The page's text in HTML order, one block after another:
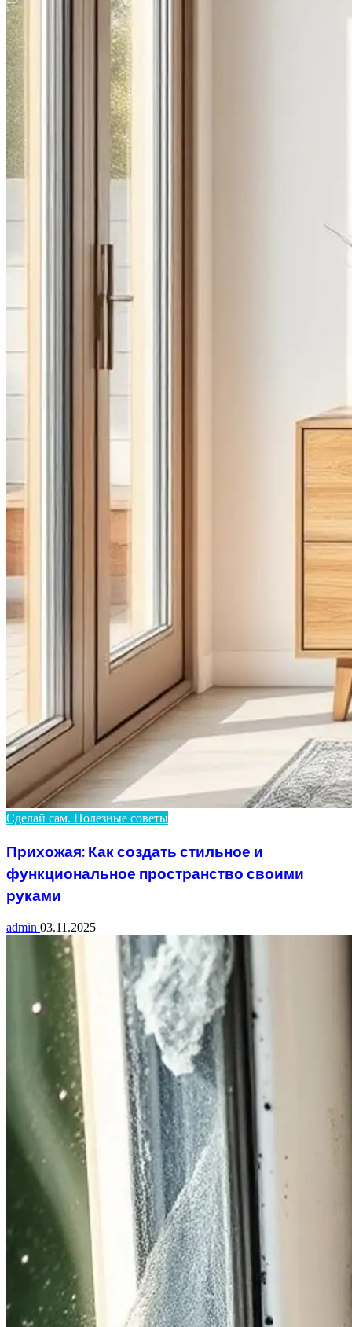
Сделай сам. Полезные советы
Прихожая: Как создать стильное и
функциональное пространство своими
руками
admin 03.11.2025